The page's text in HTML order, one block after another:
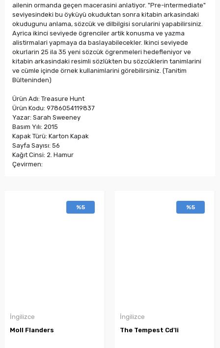
ailenin ormanda geçen macerasini anlatiyor. "Pre-intermediate"
seviyesindeki bu öyküyü okuduktan sonra kitabin arkasindaki
okudugunu anlama, sözcük ve dilbilgisi sorularini yapabilirsiniz.
Ayrica ikinci seviyede ögrenciler artik konusma ve yazma
alistirmalari yapmaya da baslayabilecekler. Ikinci seviyede
okurlarin 25 ila 35 yeni sözcük ögrenmeleri hedefleniyor ve
kitabin arkasindaki resimli sözlükten bu sözcüklerin tanimlarini
ve cümle içinde örnek kullanimlarini görebilirsiniz. (Tanitim
Bülteninden)
Ürün Adı: Treasure Hunt
Ürün Kodu: 9786054119837
Yazar: Sarah Sweeney
Basım Yılı: 2015
Kapak Türü: Karton Kapak
Sayfa Sayısı: 56
Kağıt Cinsi: 2. Hamur
Çevirmen:
%5
İngilizce
Moll Flanders
%5
İngilizce
The Tempest Cd'li